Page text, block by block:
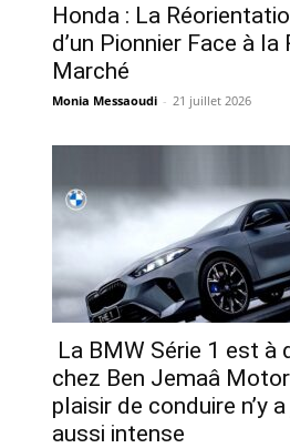
Honda : La
d’un Pionnier Face à la
Marché
Monia Messaoudi - 21 juillet 2026
La BMW Série 1 est à
chez Ben Jemaâ
plaisir de conduire n’y
aussi intense